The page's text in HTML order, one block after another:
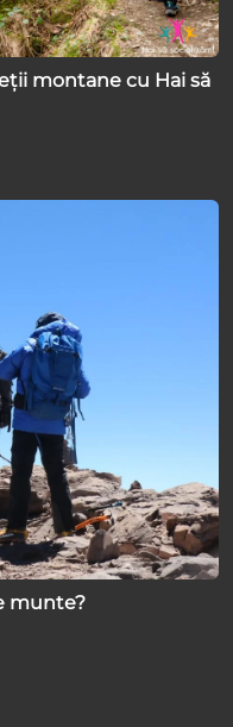
montane cu Hai să
munte?